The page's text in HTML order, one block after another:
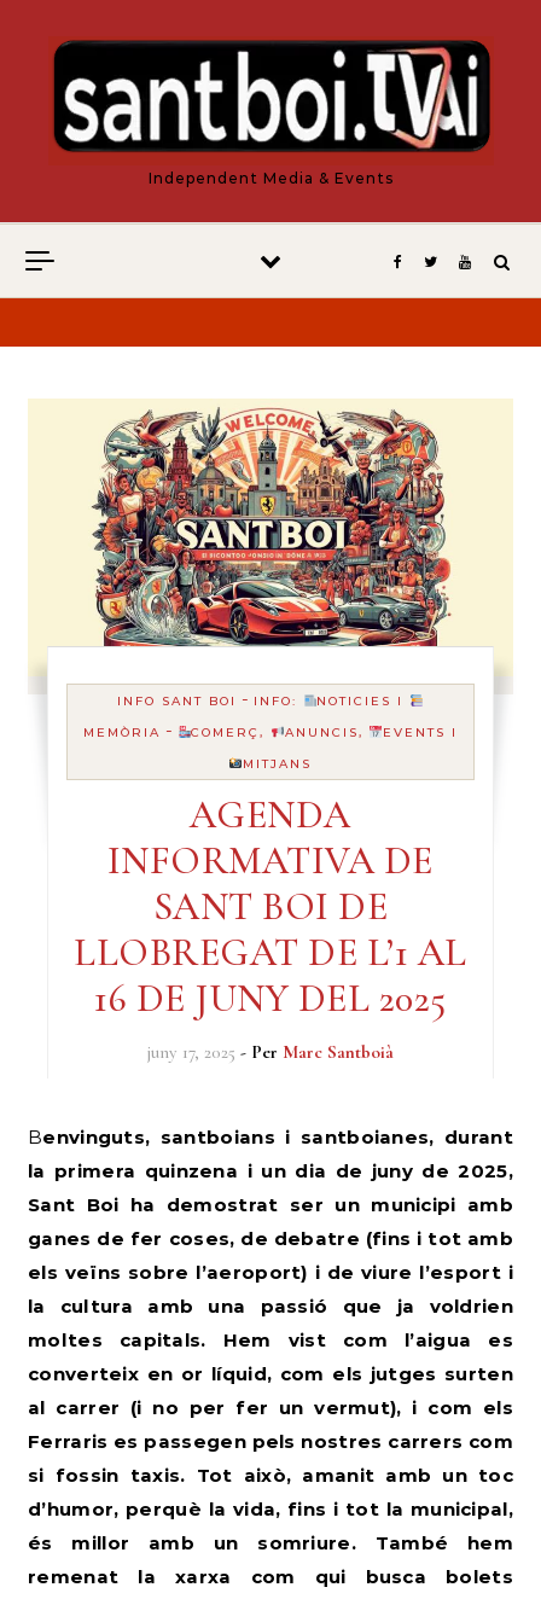
Independent Media & Events
INFO SANT BOI - INFO:
NOTICIES I
MEMÒRIA - COMERÇ, ANUNCIS,
EVENTS I
MITJANS
AGENDA
INFORMATIVA DE
SANT BOI DE
LLOBREGAT DE L’1 AL
16 DE JUNY DEL 2025
juny 17, 2025 - Per Marc Santboià
Benvinguts, santboians i santboianes, durant
la primera quinzena i un dia de juny de 2025,
Sant Boi ha demostrat ser un municipi amb
ganes de fer coses, de debatre (fins i tot amb
els veïns sobre l’aeroport) i de viure l’esport i
la cultura amb una passió que ja voldrien
moltes capitals. Hem vist com l’aigua es
converteix en or líquid, com els jutges surten
al carrer (i no per fer un vermut), i com els
Ferraris es passegen pels nostres carrers com
si fossin taxis. Tot això, amanit amb un toc
d’humor, perquè la vida, fins i tot la municipal,
és millor amb un somriure. També hem
remenat la xarxa com qui busca bolets